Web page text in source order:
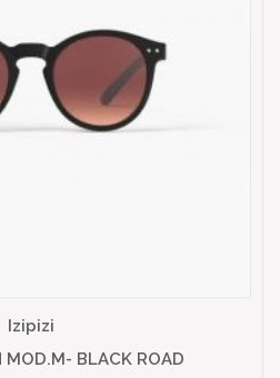
Izipizi
MOD.M- BLACK ROAD